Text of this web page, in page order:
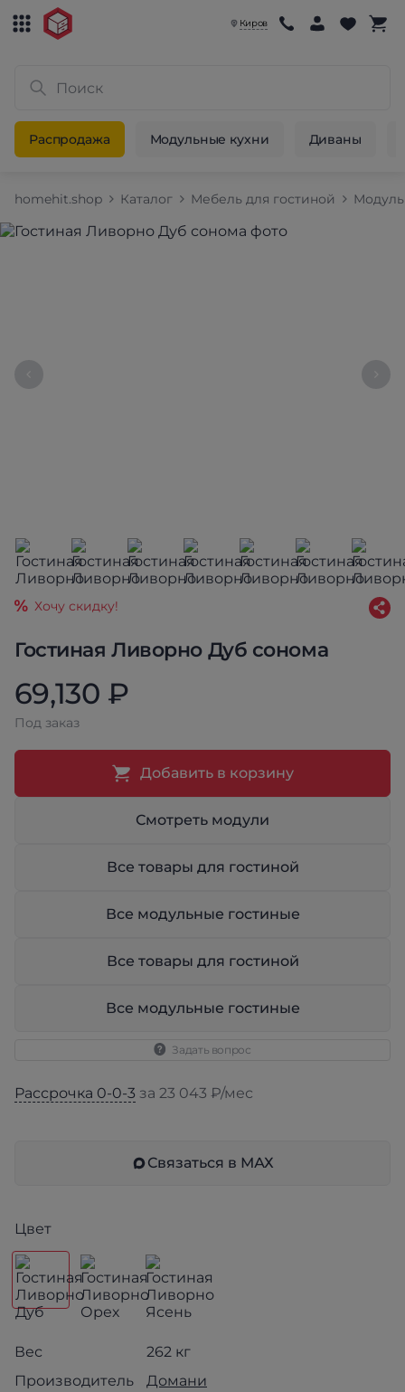
Киров
Распродажа Модульные кухни Диваны
homehit.shop Каталог Мебель для гостиной
Гостиная Ливорно Дуб сонома
Хочу скидку!
69,130 ₽
Под заказ
Добавить в корзину
Смотреть модули
Все товары для гостиной
Все модульные гостиные
Все товары для гостиной
Все модульные гостиные
Задать вопрос
Рассрочка 0-0-3 за 23 043 ₽/мес
Связаться в МАХ
Цвет
Вес
262 кг
Производитель
Домани